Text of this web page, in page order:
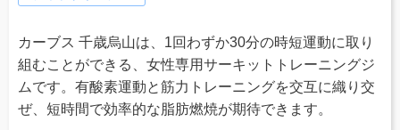
カーブス 千歳烏山は、1回わずか30分の時短運動に取り
組むことができる、女性専用サーキットトレーニングジ
ムです。有酸素運動と筋力トレーニングを交互に織り交
ぜ、短時間で効率的な脂肪燃焼が期待できます。